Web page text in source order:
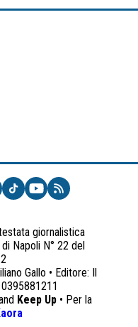
giornalistica
Napoli N° 22 del
Gallo • Editore: Il
Keep Up• Per la